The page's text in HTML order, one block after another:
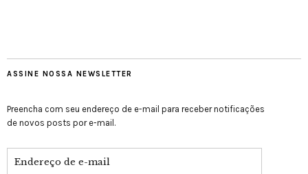
ASSINE NOSSA NEWSLETTER
Preencha com seu endereço de e-mail para receber notificações
de novos posts por e-mail.